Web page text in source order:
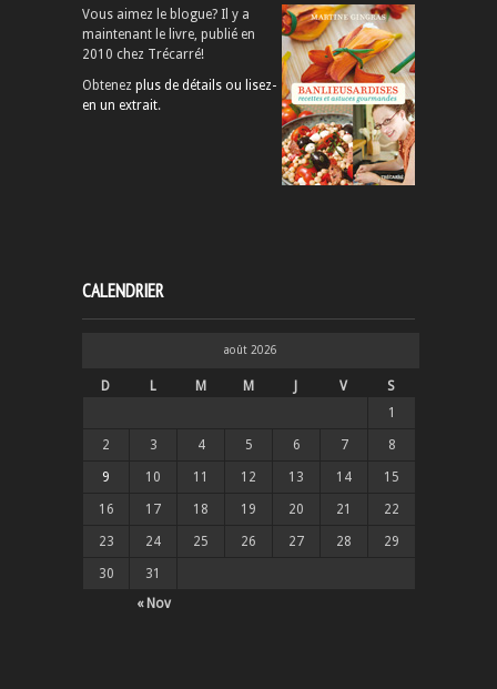
Vous aimez le blogue? Il y a
maintenant le livre, publié en
2010 chez Trécarré!
Obtenez plus de détails ou lisez-
en un extrait.
CALENDRIER
août 2026
D L M M J V S
« Nov
1
2 3 4 5 6 7 8
9 10 11 12 13 14 15
16 17 18 19 20 21 22
23 24 25 26 27 28 29
30 31